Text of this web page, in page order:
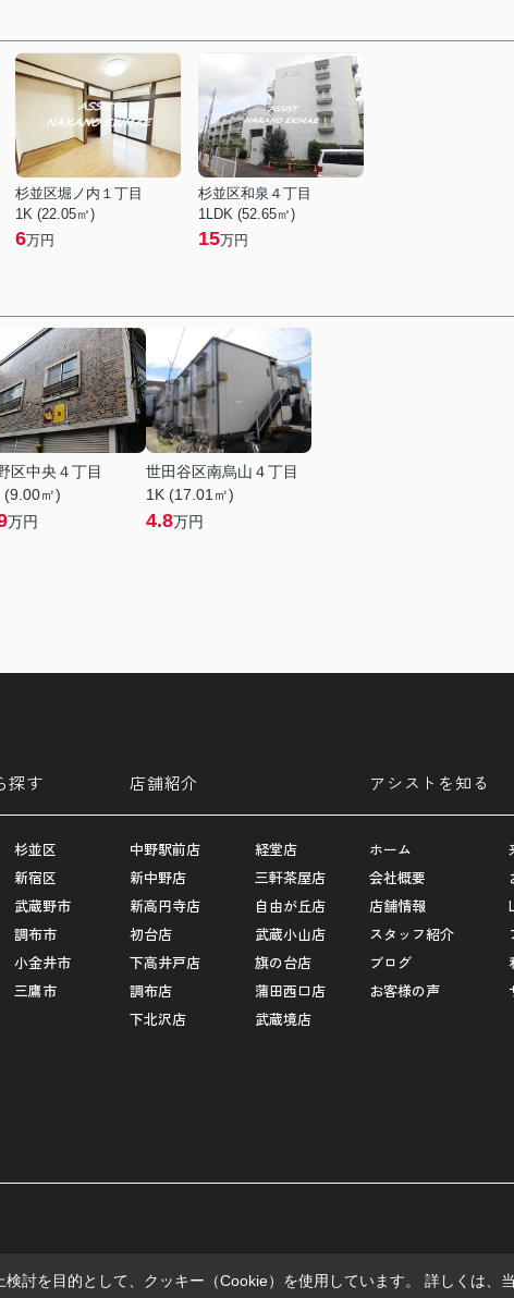
杉並区堀ノ内１丁目
1K (22.05㎡)
6万円
杉並区和泉４丁目
1LDK (52.65㎡)
15万円
区中央４丁目
(9.00㎡)
万円
世田谷区南烏山４丁目
1K (17.01㎡)
4.8万円
探す
杉並区
新宿区
武蔵野市
調布市
小金井市
三鷹市
店舗紹介
中野駅前店
新中野店
新高円寺店
初台店
下高井戸店
調布店
下北沢店
経堂店
三軒茶屋店
自由が丘店
武蔵小山店
旗の台店
蒲田西口店
武蔵境店
アシストを知る
ホーム
会社概要
店舗情報
スタッフ紹介
ブログ
お客様の声
討を目的として、クッキー（Cookie）を使用しています。 詳しくは、